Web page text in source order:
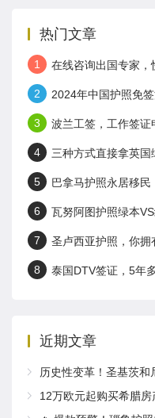
热门文章
1 在线咨询出国专家，
2 2024年中国护照免
3 波兰工签，工作签证
4 三种方式直接拿英国
5 巴拿马护照永居移民
6 瓦努阿图护照绿本
7 圣卢西亚护照，你拥
8 泰国DTV签证，5年
近期文章
历史性变革！圣基茨和尼维
12万欧元起购买希腊房